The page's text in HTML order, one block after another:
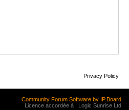
Privacy Policy
Community Forum Software by IP.Board
Licence accordée à : Logic Sunrise Ltd